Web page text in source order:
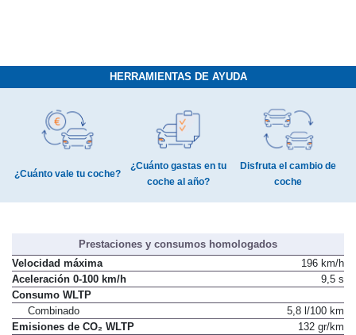
HERRAMIENTAS DE AYUDA
¿Cuánto vale tu coche?
¿Cuánto gastas en tu
coche al año?
Disfruta el cambio de
coche
Prestaciones y consumos homologados
Velocidad máxima
196 km/h
Aceleración 0-100 km/h
9,5 s
Consumo WLTP
Combinado
5,8 l/100 km
Emisiones de CO₂ WLTP
132 gr/km